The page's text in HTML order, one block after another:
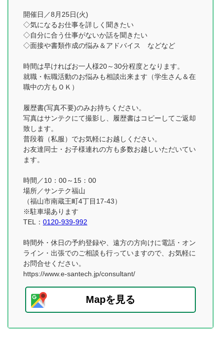
開催日／8月25日(火)
◇気になるお仕事を詳しく聞きたい
◇自分に合う仕事がないか話を聞きたい
◇面接や書類作成の悩み＆アドバイス などなど
時間は早ければお一人様20～30分程度となります。
就職・転職活動のお悩みも相談出来ます（学生さん＆在
職中の方もＯＫ）
履歴書(写真不要)のみお持ちください。
写真はサンテクにて撮影し、履歴書はコピーしてご返却
致します。
普段着（私服）でお気軽にお越しください。
お友達同士・お子様連れの方も多数お越しいただいてい
ます。
時間／10：00～15：00
場所／サンテク福山
（福山市南蔵王町4丁目17-43）
※駐車場あります
TEL： 0120-939-992
時間外・休日の予約登録や、遠方の方向けに電話・オン
ライン・出張でのご相談も行っていますので、お気軽に
お問合せください。
https://www.e-santech.jp/consultant/
Mapを見る